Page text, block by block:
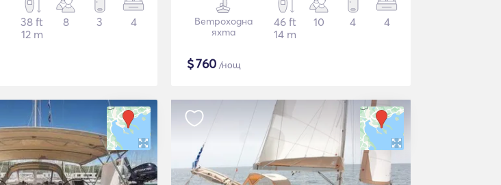
38 ft
12 m
8 3 4
Ветроходна
яхта
46 ft
14 m
10 4 4
$760 /нощ